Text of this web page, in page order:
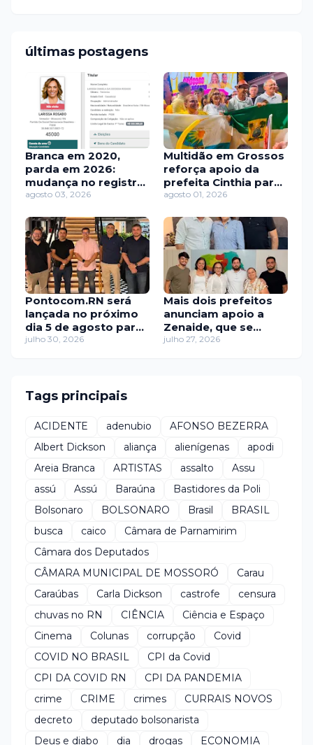
últimas postagens
Branca em 2020,
parda em 2026:
mudança no registro
de Larissa Rosado
agosto 03, 2026
Multidão em Grossos
reforça apoio da
prefeita Cinthia para
Zenaide, autora de
em investimentos no
município
agosto 01, 2026
Pontocom.RN será
lançada no próximo
dia 5 de agosto para
representar a força
julho 30, 2026
Mais dois prefeitos
anunciam apoio a
Zenaide, que se
aproxima de 110
julho 27, 2026
Tags principais
ACIDENTE adenubio
AFONSO BEZERRA
Albert Dickson
aliança alienígenas
apodi
Areia Branca
ARTISTAS assalto
Assu
assú
Assú Baraúna
Bastidores da Poli
Bolsonaro
BOLSONARO Brasil
BRASIL
busca
caico
Câmara de Parnamirim
Câmara dos Deputados
CÂMARA MUNICIPAL DE MOSSORÓ
Carau
Caraúbas
Carla Dickson castrofe
censura
chuvas no RN
CIÊNCIA
Ciência e Espaço
Cinema
Colunas corrupção
Covid
COVID NO BRASIL
CPI da Covid
CPI DA COVID RN
CPI DA PANDEMIA
crime
CRIME crimes
CURRAIS NOVOS
decreto
deputado bolsonarista
Deus e diabo
dia drogas
ECONOMIA